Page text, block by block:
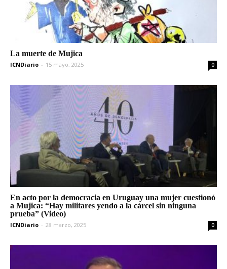
La muerte de Mujica
ICNDiario - 15 mayo, 2025 0
En acto por la democracia en Uruguay una mujer cuestionó
a Mujica: “Hay militares yendo a la cárcel sin ninguna
prueba” (Video)
ICNDiario - 28 marzo, 2025 0